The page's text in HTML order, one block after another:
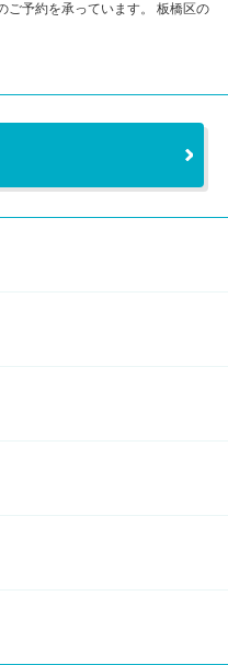
ご予約を承っています。 板橋区の